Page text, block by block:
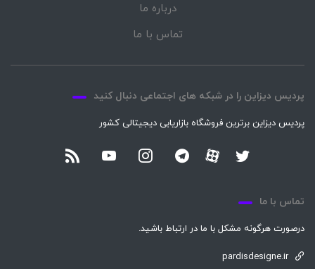
درباره ما
تماس با ما
پردیس دیزاین را در شبکه های اجتماعی دنبال کنید
پردیس دیزاین برترین فروشگاه بازاریابی دیجیتالی کشور
تماس با ما
درصورت هرگونه مشکل با ما در ارتباط باشید.
pardisdesigne.ir